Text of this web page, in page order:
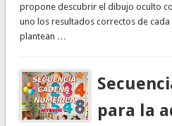
propone descubrir el dibujo oculto
uno los resultados correctos de
plantean …
para la